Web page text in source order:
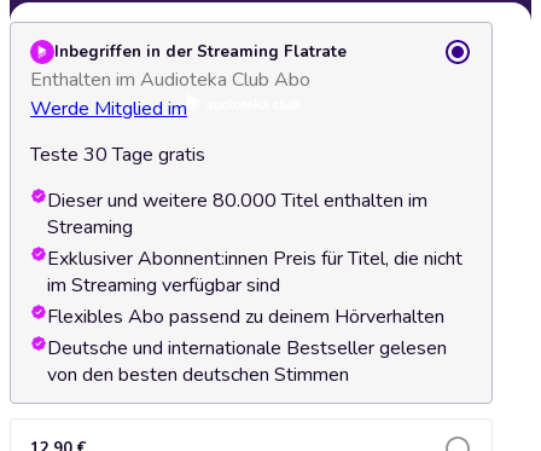
Inbegriffen in der Streaming Flatrate
Enthalten im Audioteka Club Abo
Werde Mitglied im
Teste 30 Tage gratis
Dieser und weitere 80.000 Titel enthalten im
Streaming
Exklusiver Abonnent:innen Preis für Titel, die nicht
im Streaming verfügbar sind
Flexibles Abo passend zu deinem Hörverhalten
Deutsche und internationale Bestseller gelesen
von den besten deutschen Stimmen